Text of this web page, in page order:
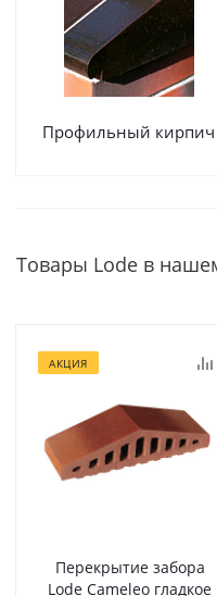
Профильный кирпич
Товары Lode в
АКЦИЯ
Перекрытие забора
Lode Cameleo гладкое